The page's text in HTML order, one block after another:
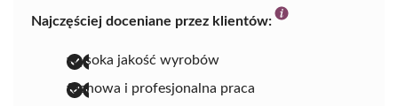
Najczęściej doceniane przez klientów:
wysoka jakość wyrobów
fachowa i profesjonalna praca